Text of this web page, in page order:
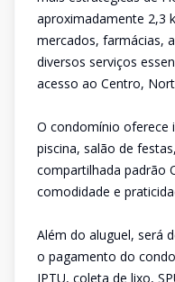
aproximadamente 2,3
mercados, farmácias,
diversos serviços
acesso ao Centro,
O condomínio oferece
piscina, salão de
compartilhada padrão
comodidade e
Além do aluguel, será
o pagamento do
IPTU, coleta de lixo,